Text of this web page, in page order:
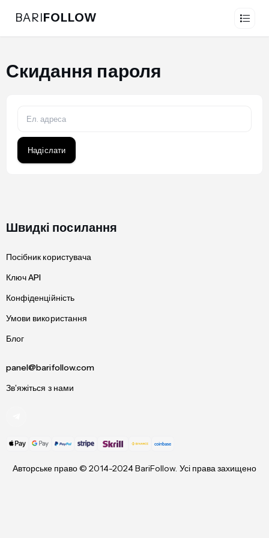
BARIFOLLOW
Скидання пароля
Надіслати
Швидкі посилання
Посібник користувача
Ключ API
Конфіденційність
Умови використання
Блог
panel@barifollow.com
Зв’яжіться з нами
Авторське право © 2014-2024 BariFollow. Усі права захищено